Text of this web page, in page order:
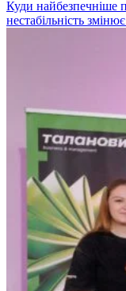
Куди найбезпечніше
нестабільність